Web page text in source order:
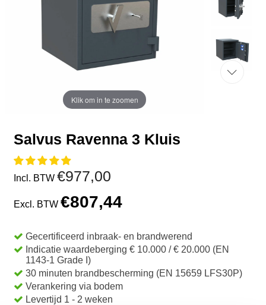
Klik om in te zoomen
Salvus Ravenna 3 Kluis
Incl. BTW €977,00
Excl. BTW €807,44
Gecertificeerd inbraak- en brandwerend
Indicatie waardeberging € 10.000 / € 20.000 (EN
1143-1 Grade I)
30 minuten brandbescherming (EN 15659 LFS30P)
Verankering via bodem
Levertijd 1 - 2 weken